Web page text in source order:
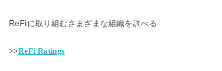
ReFiに取り組むさまざまな組織を調べる
>>ReFi Ratings